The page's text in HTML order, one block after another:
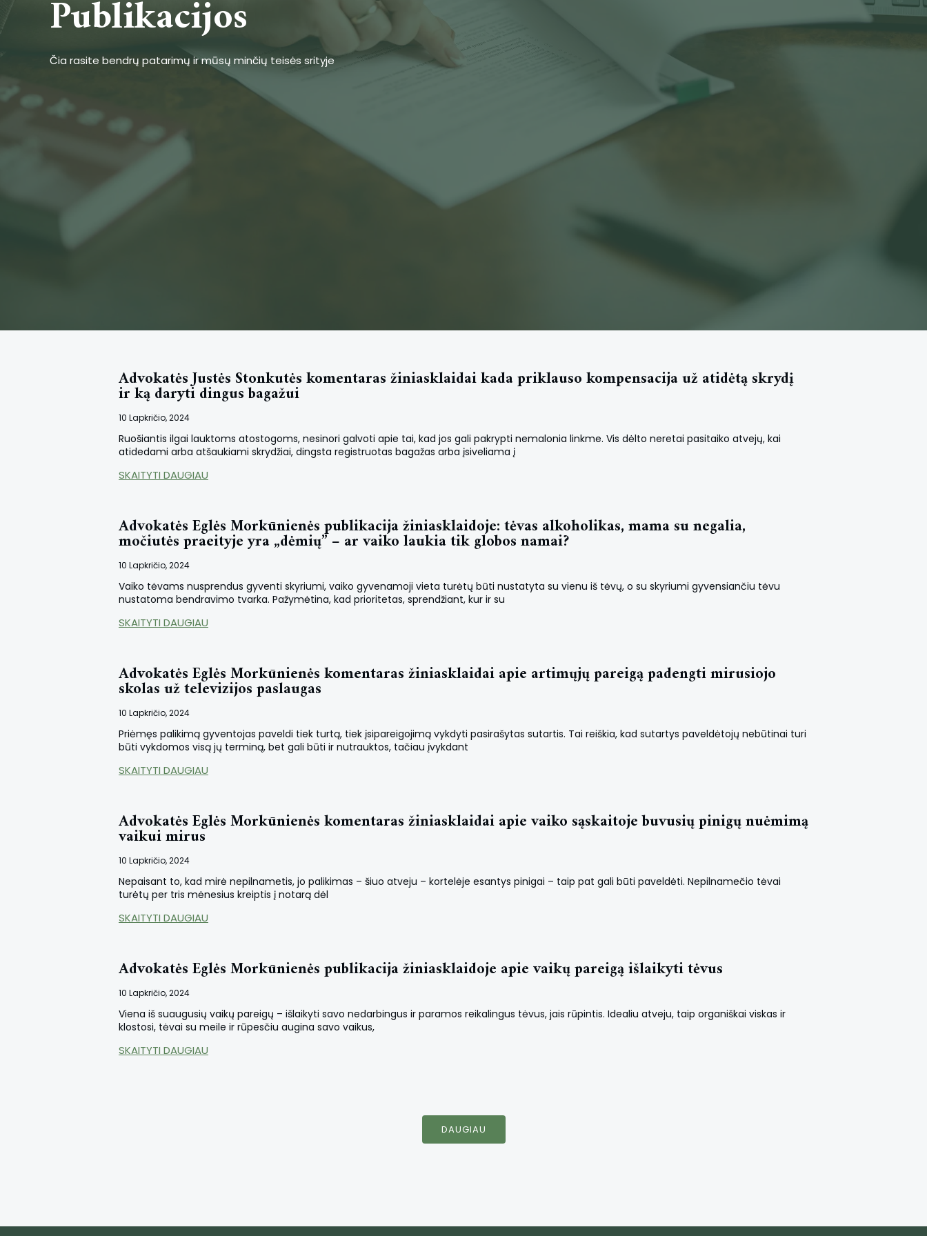
Publikacijos
Čia rasite bendrų patarimų ir mūsų minčių teisės srityje
Advokatės Justės Stonkutės komentaras žiniasklaidai kada priklauso kompensacija už atidėtą skrydį
ir ką daryti dingus bagažui
10 Lapkričio, 2024
Ruošiantis ilgai lauktoms atostogoms, nesinori galvoti apie tai, kad jos gali pakrypti nemalonia linkme. Vis dėlto neretai pasitaiko atvejų, kai
atidedami arba atšaukiami skrydžiai, dingsta registruotas bagažas arba įsiveliama į
SKAITYTI DAUGIAU
Advokatės Eglės Morkūnienės publikacija žiniasklaidoje: tėvas alkoholikas, mama su negalia,
močiutės praeityje yra „dėmių” – ar vaiko laukia tik globos namai?
10 Lapkričio, 2024
Vaiko tėvams nusprendus gyventi skyriumi, vaiko gyvenamoji vieta turėtų būti nustatyta su vienu iš tėvų, o su skyriumi gyvensiančiu tėvu
nustatoma bendravimo tvarka. Pažymėtina, kad prioritetas, sprendžiant, kur ir su
SKAITYTI DAUGIAU
Advokatės Eglės Morkūnienės komentaras žiniasklaidai apie artimųjų pareigą padengti mirusiojo
skolas už televizijos paslaugas
10 Lapkričio, 2024
Priėmęs palikimą gyventojas paveldi tiek turtą, tiek įsipareigojimą vykdyti pasirašytas sutartis. Tai reiškia, kad sutartys paveldėtojų nebūtinai turi
būti vykdomos visą jų terminą, bet gali būti ir nutrauktos, tačiau įvykdant
SKAITYTI DAUGIAU
Advokatės Eglės Morkūnienės komentaras žiniasklaidai apie vaiko sąskaitoje buvusių pinigų nuėmimą
vaikui mirus
10 Lapkričio, 2024
Nepaisant to, kad mirė nepilnametis, jo palikimas – šiuo atveju – kortelėje esantys pinigai – taip pat gali būti paveldėti. Nepilnamečio tėvai
turėtų per tris mėnesius kreiptis į notarą dėl
SKAITYTI DAUGIAU
Advokatės Eglės Morkūnienės publikacija žiniasklaidoje apie vaikų pareigą išlaikyti tėvus
10 Lapkričio, 2024
Viena iš suaugusių vaikų pareigų – išlaikyti savo nedarbingus ir paramos reikalingus tėvus, jais rūpintis. Idealiu atveju, taip organiškai viskas ir
klostosi, tėvai su meile ir rūpesčiu augina savo vaikus,
SKAITYTI DAUGIAU
DAUGIAU